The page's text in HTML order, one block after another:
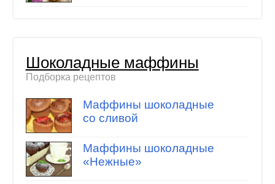
Шоколадные маффины
Подборка рецептов
Маффины шоколадные
со сливой
Маффины шоколадные
«Нежные»